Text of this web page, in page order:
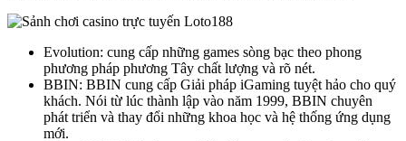
Evolution: cung cấp những games sòng bạc theo phong
phương pháp phương Tây chất lượng và rõ nét.
BBIN: BBIN cung cấp Giải pháp iGaming tuyệt hảo cho quý
khách. Nói từ lúc thành lập vào năm 1999, BBIN chuyên
phát triển và thay đổi những khoa học và hệ thống ứng dụng
mới.